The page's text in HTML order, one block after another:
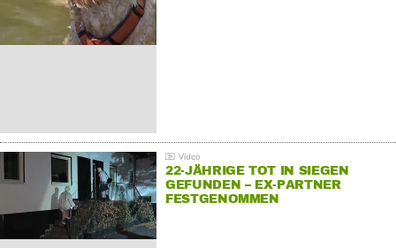
22-JÄHRIGE TOT IN SIEGEN
GEFUNDEN – EX-PARTNER
FESTGENOMMEN